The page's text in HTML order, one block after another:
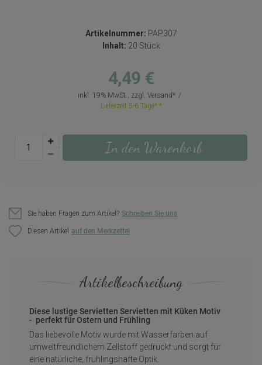
Artikelnummer: PAP307
Inhalt: 20 Stück
4,49 €
inkl. 19% MwSt., zzgl. Versand
Lieferzeit 5-6 Tage*
In den Warenkorb
Sie haben Fragen zum Artikel? Schreiben Sie uns
Diesen Artikel
Artikelbeschreibung
Diese lustige Servietten Servietten mit Küken Motiv
- perfekt für Ostern und Frühling
Das liebevolle Motiv wurde mit Wasserfarben auf
umweltfreundlichem Zellstoff gedruckt und sorgt für
eine natürliche, frühlingshafte Optik.